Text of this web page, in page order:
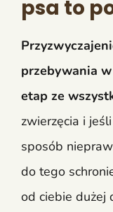
psa to
przebywania
etap ze
zwierzęcia i
sposób
do tego
od ciebie dużej